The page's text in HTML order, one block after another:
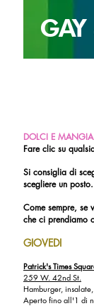
DOLCI E MANGIA
Fare clic su
Si consiglia di
scegliere un posto.
Come sempre, se
che ci prendiamo
GIOVEDI
Patrick's Times
259 W. 42nd St.
Hamburger,
Aperto fino all'1 di